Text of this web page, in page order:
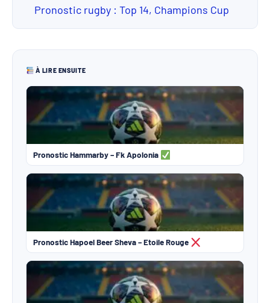
Pronostic rugby : Top 14, Champions Cup
À LIRE ENSUITE
Pronostic Hammarby – Fk Apolonia
Pronostic Hapoel Beer Sheva – Etoile Rouge